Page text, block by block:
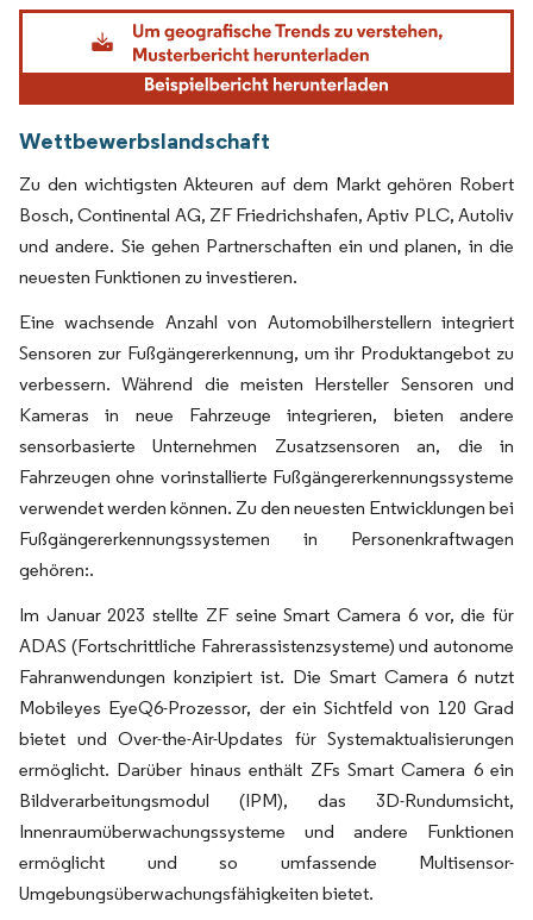
Bild © Mordor Intelligence. Wiederverwendung erfordert Namensnennung gemäß
Wettbewerbslandschaft
Zu den wichtigsten Akteuren auf dem Markt gehören Robert
Bosch, Continental AG, ZF Friedrichshafen, Aptiv PLC, Autoliv
und andere. Sie gehen Partnerschaften ein und planen, in die
neuesten Funktionen zu investieren.
Eine wachsende Anzahl von Automobilherstellern integriert
Sensoren zur Fußgängererkennung, um ihr Produktangebot zu
verbessern. Während die meisten Hersteller Sensoren und
Kameras in neue Fahrzeuge integrieren, bieten andere
sensorbasierte Unternehmen Zusatzsensoren an, die in
Fahrzeugen ohne vorinstallierte Fußgängererkennungssysteme
verwendet werden können. Zu den neuesten Entwicklungen bei
Fußgängererkennungssystemen in Personenkraftwagen
gehören:.
Im Januar 2023 stellte ZF seine Smart Camera 6 vor, die für
ADAS (Fortschrittliche Fahrerassistenzsysteme) und autonome
Fahranwendungen konzipiert ist. Die Smart Camera 6 nutzt
Mobileyes EyeQ6-Prozessor, der ein Sichtfeld von 120 Grad
bietet und Over-the-Air-Updates für Systemaktualisierungen
ermöglicht. Darüber hinaus enthält ZFs Smart Camera 6 ein
Bildverarbeitungsmodul (IPM), das 3D-Rundumsicht,
Innenraumüberwachungssysteme und andere Funktionen
ermöglicht und so umfassende Multisensor-
Umgebungsüberwachungsfähigkeiten bietet.